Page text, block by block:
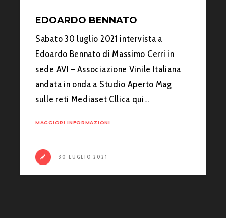
EDOARDO BENNATO
Sabato 30 luglio 2021 intervista a
Edoardo Bennato di Massimo Cerri in
sede AVI – Associazione Vinile Italiana
andata in onda a Studio Aperto Mag
sulle reti Mediaset Cllica qui…
MAGGIORI INFORMAZIONI
30 LUGLIO 2021